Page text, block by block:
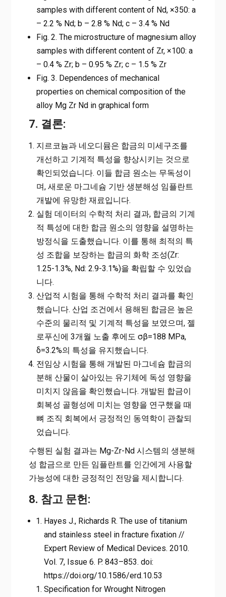
samples with different content of Nd, ×350: a
– 2.2 % Nd; b – 2.8 % Nd; c – 3.4 % Nd
Fig. 2. The microstructure of magnesium alloy
samples with different content of Zr, ×100: a
– 0.4 % Zr; b – 0.95 % Zr; c – 1.5 % Zr
Fig. 3. Dependences of mechanical
properties on chemical composition of the
alloy Mg Zr Nd in graphical form
7. 결론:
지르코늄과 네오디뮴은 합금의 미세구조를
개선하고 기계적 특성을 향상시키는 것으로
확인되었습니다. 이들 합금 원소는 무독성이
며, 새로운 마그네슘 기반 생분해성 임플란트
개발에 유망한 재료입니다.
실험 데이터의 수학적 처리 결과, 합금의 기계
적 특성에 대한 합금 원소의 영향을 설명하는
방정식을 도출했습니다. 이를 통해 최적의 특
성 조합을 보장하는 합금의 화학 조성(Zr:
1.25-1.3%, Nd: 2.9-3.1%)을 확립할 수 있었습
니다.
산업적 시험을 통해 수학적 처리 결과를 확인
했습니다. 산업 조건에서 용해된 합금은 높은
수준의 물리적 및 기계적 특성을 보였으며, 젤
로푸신에 3개월 노출 후에도 σβ=188 MPa,
δ=3.2%의 특성을 유지했습니다.
전임상 시험을 통해 개발된 마그네슘 합금의
분해 산물이 살아있는 유기체에 독성 영향을
미치지 않음을 확인했습니다. 개발된 합금이
회복성 골형성에 미치는 영향을 연구했을 때
뼈 조직 회복에서 긍정적인 동역학이 관찰되
었습니다.
수행된 실험 결과는 Mg-Zr-Nd 시스템의 생분해
성 합금으로 만든 임플란트를 인간에게 사용할
가능성에 대한 긍정적인 전망을 제시합니다.
8. 참고 문헌:
Hayes J., Richards R. The use of titanium
and stainless steel in fracture fixation //
Expert Review of Medical Devices. 2010.
Vol. 7, Issue 6. P. 843–853. doi:
https://doi.org/10.1586/erd.10.53
Specification for Wrought Nitrogen